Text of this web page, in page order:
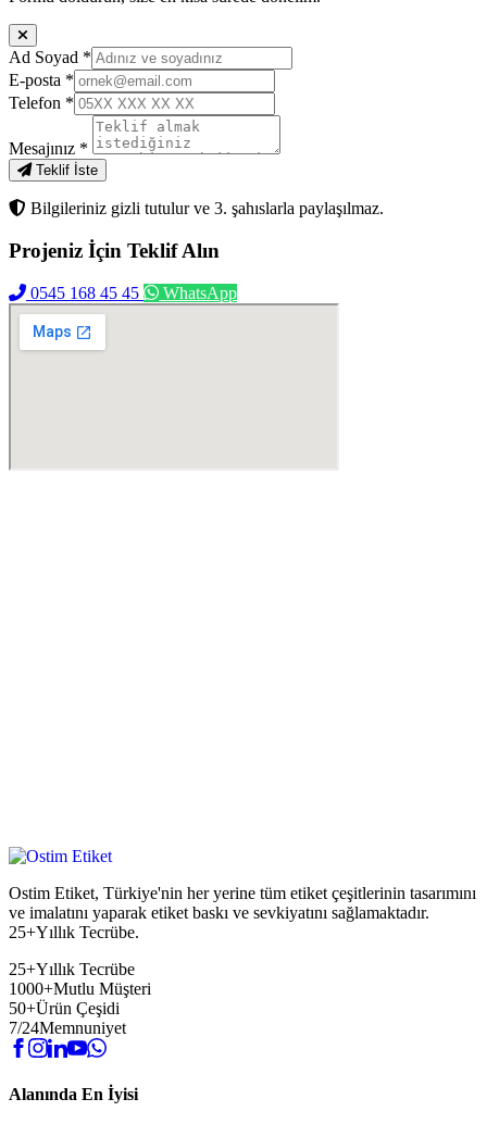
Ad Soyad *
E-posta *
Telefon *
Mesajınız *
Teklif İste
Bilgileriniz gizli tutulur ve 3. şahıslarla paylaşılmaz.
Projeniz İçin Teklif Alın
0545 168 45 45 WhatsApp
Ostim Etiket, Türkiye'nin her yerine tüm etiket çeşitlerinin tasarımını
ve imalatını yaparak etiket baskı ve sevkiyatını sağlamaktadır.
25+Yıllık Tecrübe.
25+Yıllık Tecrübe
1000+Mutlu Müşteri
50+Ürün Çeşidi
7/24Memnuniyet
Alanında En İyisi